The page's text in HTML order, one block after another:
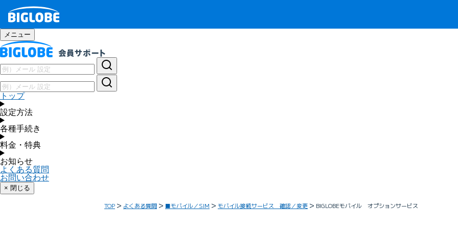
メニュー
トップ
設定方法
各種手続き
料金・特典
お知らせ
よくある質問
お問い合わせ
× 閉じる
TOP よくある質問 ■モバイル／SIM モバイル接続サービス 確認／変更 BIGLOBEモバイル オプションサービス